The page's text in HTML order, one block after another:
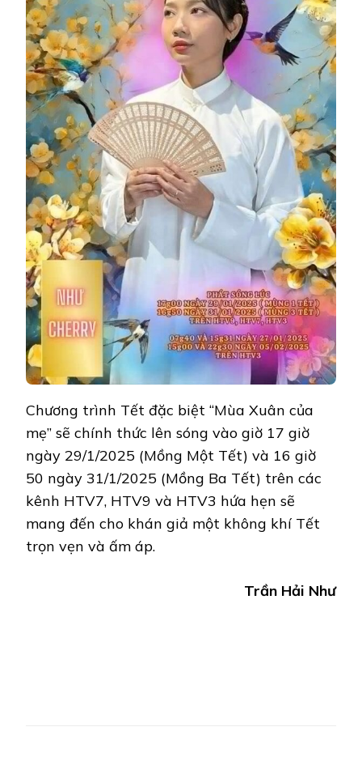
Chương trình Tết đặc biệt “Mùa Xuân của
mẹ” sẽ chính thức lên sóng vào giờ 17 giờ
ngày 29/1/2025 (Mồng Một Tết) và 16 giờ
50 ngày 31/1/2025 (Mồng Ba Tết) trên các
kênh HTV7, HTV9 và HTV3 hứa hẹn sẽ
mang đến cho khán giả một không khí Tết
trọn vẹn và ấm áp.
Trần Hải Như